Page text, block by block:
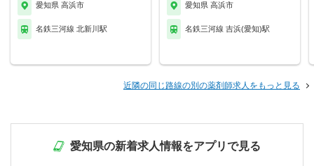
愛知県 高浜市
名鉄三河線 北新川駅
愛知県 高浜市
名鉄三河線 吉浜(愛知)駅
近隣の同じ路線の別の薬剤師求人をもっと見る
愛知県の新着求人情報をアプリで見る